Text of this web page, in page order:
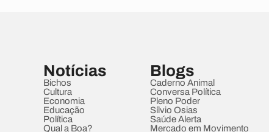
Notícias
Bichos
Cultura
Economia
Educação
Política
Qual a Boa?
Blogs
Caderno Animal
Conversa Política
Pleno Poder
Sílvio Osias
Saúde Alerta
Mercado em Movimento